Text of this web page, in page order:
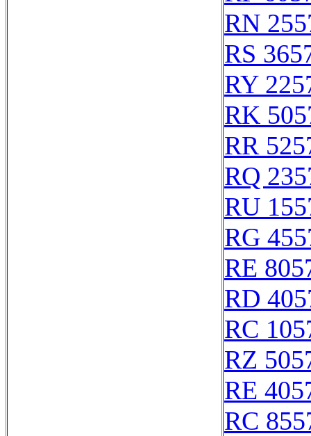
RN
RS
RY
RK
RR
RQ
RU
RG
RE
RD
RC
RZ
RE
RC